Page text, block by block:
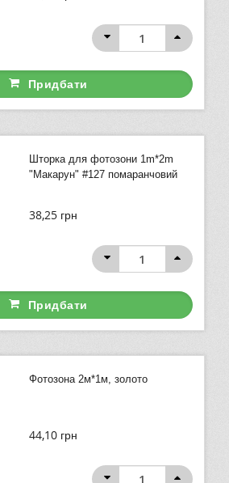
Придбати
Шторка для фотозони 1m*2m
"Макарун" #127 помаранчовий
38,25 грн
Придбати
Фотозона 2м*1м, золото
44,10 грн